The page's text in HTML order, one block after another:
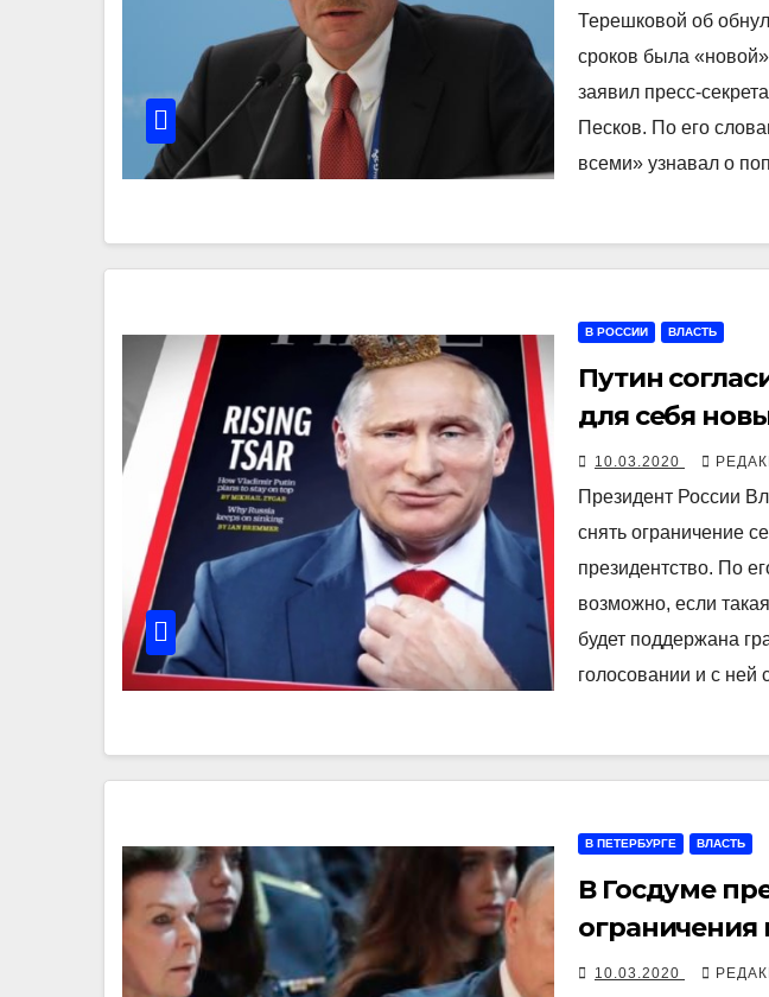
Терешковой об
сроков была
заявил пресс-
Песков. По его
всеми» узнавал о
В РОССИИ ВЛАСТЬ
Путин
для себя
10.03.2020
Президент России
снять ограничение
президентство. По
возможно, если
будет поддержана
голосовании и с ней
В ПЕТЕРБУРГЕ ВЛАСТЬ
В Госдуме
ограничения
10.03.2020